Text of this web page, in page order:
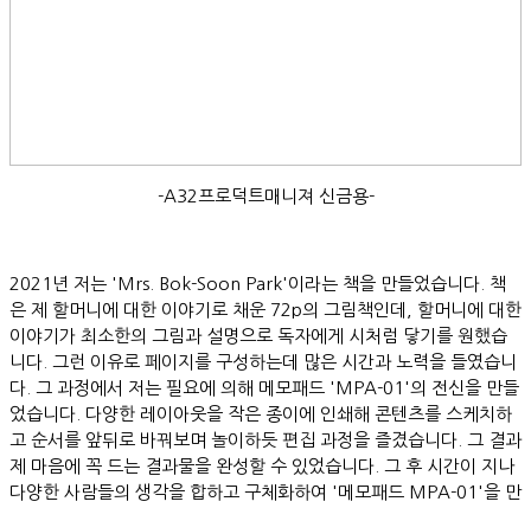
-A32프로덕트매니져 신금용-
2021년 저는 'Mrs. Bok-Soon Park'이라는 책을 만들었습니다. 책
은 제 할머니에 대한 이야기로 채운 72p의 그림책인데, 할머니에 대한
이야기가 최소한의 그림과 설명으로 독자에게 시처럼 닿기를 원했습
니다. 그런 이유로 페이지를 구성하는데 많은 시간과 노력을 들였습니
다. 그 과정에서 저는 필요에 의해 메모패드 'MPA-01'의 전신을 만들
었습니다. 다양한 레이아웃을 작은 종이에 인쇄해 콘텐츠를 스케치하
고 순서를 앞뒤로 바꿔보며 놀이하듯 편집 과정을 즐겼습니다. 그 결과
제 마음에 꼭 드는 결과물을 완성할 수 있었습니다. 그 후 시간이 지나
다양한 사람들의 생각을 합하고 구체화하여 '메모패드 MPA-01'을 만